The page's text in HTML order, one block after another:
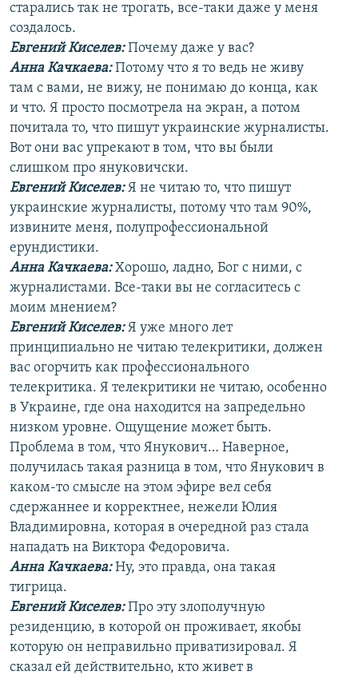
старались так не трогать, все-таки даже у меня
создалось.
Евгений Киселев:Почему даже у вас?
Анна Качкаева:Потому что я то ведь не живу
там с вами, не вижу, не понимаю до конца, как
и что. Я просто посмотрела на экран, а потом
почитала то, что пишут украинские журналисты.
Вот они вас упрекают в том, что вы были
слишком про януковичски.
Евгений Киселев:Я не читаю то, что пишут
украинские журналисты, потому что там 90%,
извините меня, полупрофессиональной
ерундистики.
Анна Качкаева:Хорошо, ладно, Бог с ними, с
журналистами. Все-таки вы не согласитесь с
моим мнением?
Евгений Киселев:Я уже много лет
принципиально не читаю телекритики, должен
вас огорчить как профессионального
телекритика. Я телекритики не читаю, особенно
в Украине, где она находится на запредельно
низком уровне. Ощущение может быть.
Проблема в том, что Янукович… Наверное,
получилась такая разница в том, что Янукович в
каком-то смысле на этом эфире вел себя
сдержаннее и корректнее, нежели Юлия
Владимировна, которая в очередной раз стала
нападать на Виктора Федоровича.
Анна Качкаева:Ну, это правда, она такая
тигрица.
Евгений Киселев:Про эту злополучную
резиденцию, в которой он проживает, якобы
которую он неправильно приватизировал. Я
сказал ей действительно, кто живет в